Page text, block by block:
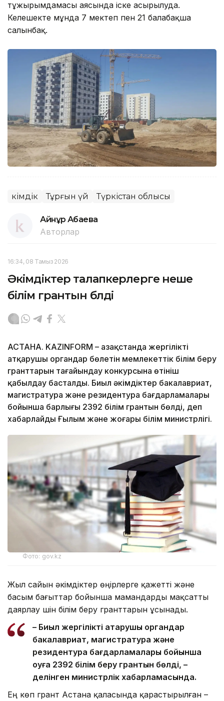
тұжырымдамасы аясында іске асырылуда.
Келешекте мұнда 7 мектеп пен 21 балабақша
салынбақ.
Әкімдік Тұрғын үй Түркістан облысы
Айнұр Ақбаева
Авторлар
16:34, 08 Тамыз 2026
Әкімдіктер талапкерлерге неше
білім грантын бөлді
АСТАНА. KAZINFORM – Қазақстанда жергілікті
атқарушы органдар бөлетін мемлекеттік білім беру
гранттарын тағайындау конкурсына өтініш
қабылдау басталды. Биыл әкімдіктер бакалавриат,
магистратура және резидентура бағдарламалары
бойынша барлығы 2392 білім грантын бөлді, деп
хабарлайды Ғылым және жоғары білім министрлігі.
Фото: gov.kz
Жыл сайын әкімдіктер өңірлерге қажетті және
басым бағыттар бойынша мамандарды мақсатты
даярлау үшін білім беру гранттарын ұсынады.
– Биыл жергілікті атқарушы органдар
бакалавриат, магистратура және
резидентура бағдарламалары бойынша
оқуға 2392 білім беру грантын бөлді, –
делінген министрлік хабарламасында.
Ең көп грант Астана қаласында қарастырылған –